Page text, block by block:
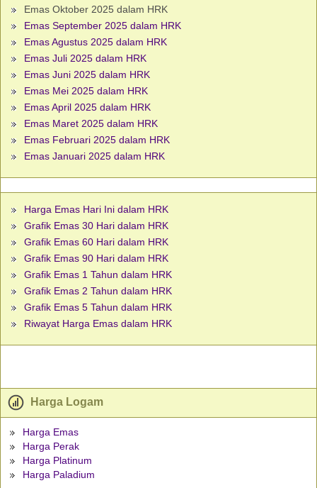
Emas Oktober 2025 dalam HRK
Emas September 2025 dalam HRK
Emas Agustus 2025 dalam HRK
Emas Juli 2025 dalam HRK
Emas Juni 2025 dalam HRK
Emas Mei 2025 dalam HRK
Emas April 2025 dalam HRK
Emas Maret 2025 dalam HRK
Emas Februari 2025 dalam HRK
Emas Januari 2025 dalam HRK
Harga Emas Hari Ini dalam HRK
Grafik Emas 30 Hari dalam HRK
Grafik Emas 60 Hari dalam HRK
Grafik Emas 90 Hari dalam HRK
Grafik Emas 1 Tahun dalam HRK
Grafik Emas 2 Tahun dalam HRK
Grafik Emas 5 Tahun dalam HRK
Riwayat Harga Emas dalam HRK
Harga Logam
Harga Emas
Harga Perak
Harga Platinum
Harga Paladium